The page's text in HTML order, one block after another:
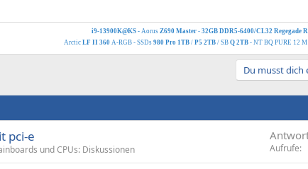
i9-13900K@KS - Aorus Z690 Master - 32GB DDR5-6400/CL32 Regegade
Arctic LF II 360 A-RGB - SSDs 980 Pro 1TB / P5 2TB / SB Q 2TB - NT BQ PURE 12
Du musst
pci-e
und CPUs: Diskussionen Aufrufe